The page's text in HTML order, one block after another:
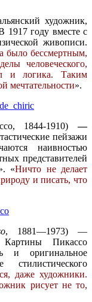
художник,
1917 году вместе с
живописи.
было бессмертным,
человеческого,
и логика. Таким
мечтательности».
1844-1910) —
пейзажи
наивностью
представителей
«Ничто не делает
и писать, что
, 1881—1973) —
Пикассо
и оригинальное
даже художники.
рисует не то,